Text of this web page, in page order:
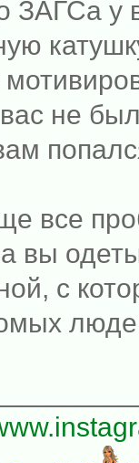
ЗАГСа у
не
все
вы
с